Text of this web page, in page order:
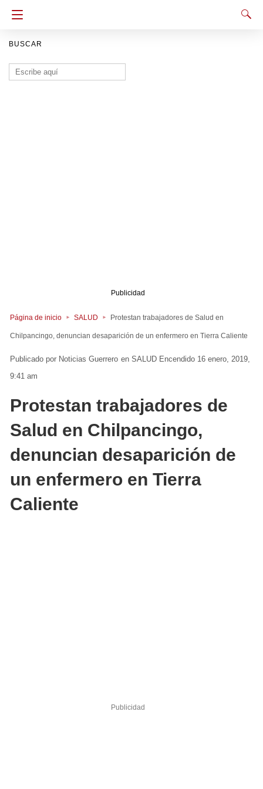
BUSCAR
Buscar:
Publicidad
Página de inicio SALUD Protestan trabajadores de Salud en
Chilpancingo, denuncian desaparición de un enfermero en Tierra Caliente
Noticias Guerrero en SALUD Encendido 16 enero, 2019,
9:41 am
Protestan trabajadores de
Salud en Chilpancingo,
denuncian desaparición de
un enfermero en Tierra
Caliente
Publicidad